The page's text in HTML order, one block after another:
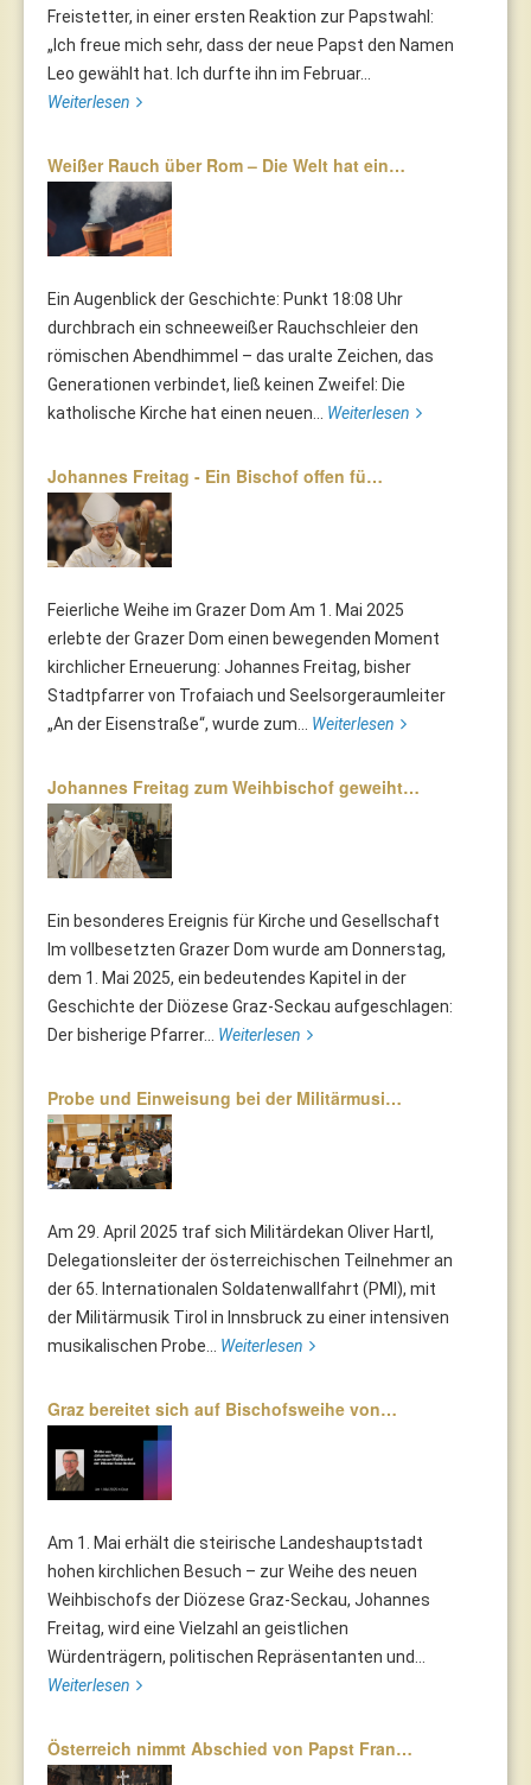
Freistetter, in einer ersten Reaktion zur Papstwahl:
„Ich freue mich sehr, dass der neue Papst den Namen
Leo gewählt hat. Ich durfte ihn im Februar...
Weiterlesen
Weißer Rauch über Rom – Die Welt hat ein…
Ein Augenblick der Geschichte: Punkt 18:08 Uhr
durchbrach ein schneeweißer Rauchschleier den
römischen Abendhimmel – das uralte Zeichen, das
Generationen verbindet, ließ keinen Zweifel: Die
katholische Kirche hat einen neuen... Weiterlesen
Johannes Freitag - Ein Bischof offen fü…
Feierliche Weihe im Grazer Dom Am 1. Mai 2025
erlebte der Grazer Dom einen bewegenden Moment
kirchlicher Erneuerung: Johannes Freitag, bisher
Stadtpfarrer von Trofaiach und Seelsorgeraumleiter
„An der Eisenstraße“, wurde zum... Weiterlesen
Johannes Freitag zum Weihbischof geweiht…
Ein besonderes Ereignis für Kirche und Gesellschaft
Im vollbesetzten Grazer Dom wurde am Donnerstag,
dem 1. Mai 2025, ein bedeutendes Kapitel in der
Geschichte der Diözese Graz-Seckau aufgeschlagen:
Der bisherige Pfarrer... Weiterlesen
Probe und Einweisung bei der Militärmusi…
Am 29. April 2025 traf sich Militärdekan Oliver Hartl,
Delegationsleiter der österreichischen Teilnehmer an
der 65. Internationalen Soldatenwallfahrt (PMI), mit
der Militärmusik Tirol in Innsbruck zu einer intensiven
musikalischen Probe... Weiterlesen
Graz bereitet sich auf Bischofsweihe von…
Am 1. Mai erhält die steirische Landeshauptstadt
hohen kirchlichen Besuch – zur Weihe des neuen
Weihbischofs der Diözese Graz-Seckau, Johannes
Freitag, wird eine Vielzahl an geistlichen
Würdenträgern, politischen Repräsentanten und...
Weiterlesen
Österreich nimmt Abschied von Papst Fran…